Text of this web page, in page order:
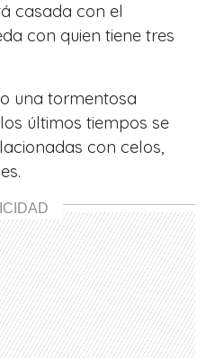
casada con el
con quien tiene tres
una tormentosa
últimos tiempos se
con celos,